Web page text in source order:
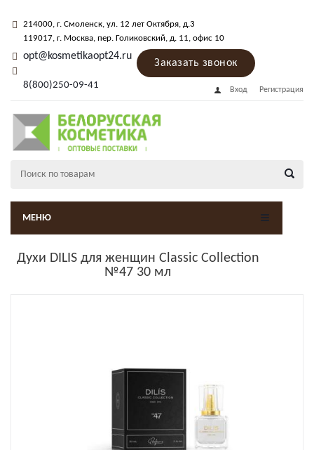
214000, г. Смоленск, ул. 12 лет Октября, д.3
119017, г. Москва, пер. Голиковский, д. 11, офис 10
opt@kosmetikaopt24.ru
8(800)250-09-41
Заказать звонок
Вход Регистрация
МЕНЮ
Духи DILIS для женщин Classic Collection
№47 30 мл